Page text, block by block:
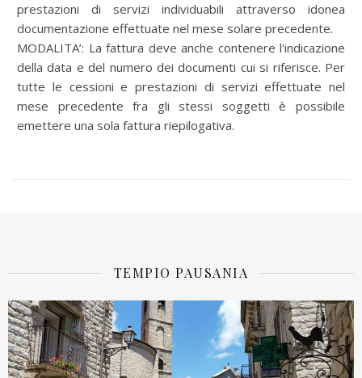
prestazioni di servizi individuabili attraverso idonea
documentazione effettuate nel mese solare precedente.
MODALITA’: La fattura deve anche contenere l'indicazione
della data e del numero dei documenti cui si riferisce. Per
tutte le cessioni e prestazioni di servizi effettuate nel
mese precedente fra gli stessi soggetti è possibile
emettere una sola fattura riepilogativa.
TEMPIO PAUSANIA